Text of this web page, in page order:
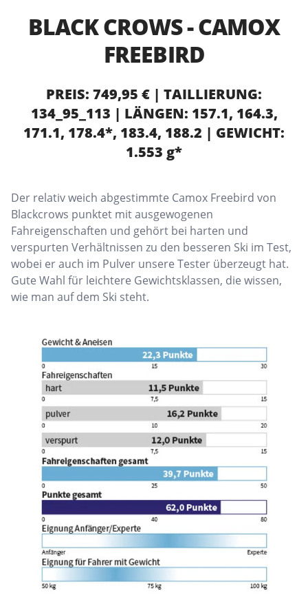
BLACK CROWS - CAMOX
FREEBIRD
PREIS: 749,95 € | TAILLIERUNG:
134_95_113 | LÄNGEN: 157.1, 164.3,
171.1, 178.4*, 183.4, 188.2 | GEWICHT:
1.553 g*
Der relativ weich abgestimmte Camox Freebird von
Blackcrows punktet mit ausgewogenen
Fahreigenschaften und gehört bei harten und
verspurten Verhältnissen zu den besseren Ski im Test,
wobei er auch im Pulver unsere Tester überzeugt hat.
Gute Wahl für leichtere Gewichtsklassen, die wissen,
wie man auf dem Ski steht.